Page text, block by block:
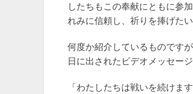
したちもこの奉献にともに参
れみに信頼し、祈りを捧げたい
何度か紹介しているものです
日に出されたビデオメッセー
「わたしたちは戦いを続けま